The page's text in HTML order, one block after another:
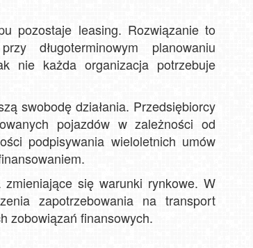
pozostaje leasing. Rozwiązanie to
długoterminowym planowaniu
nie każda organizacja potrzebuje
swobodę działania. Przedsiębiorcy
pojazdów w zależności od
podpisywania wieloletnich umów
się warunki rynkowe. W
zapotrzebowania na transport
zobowiązań finansowych.